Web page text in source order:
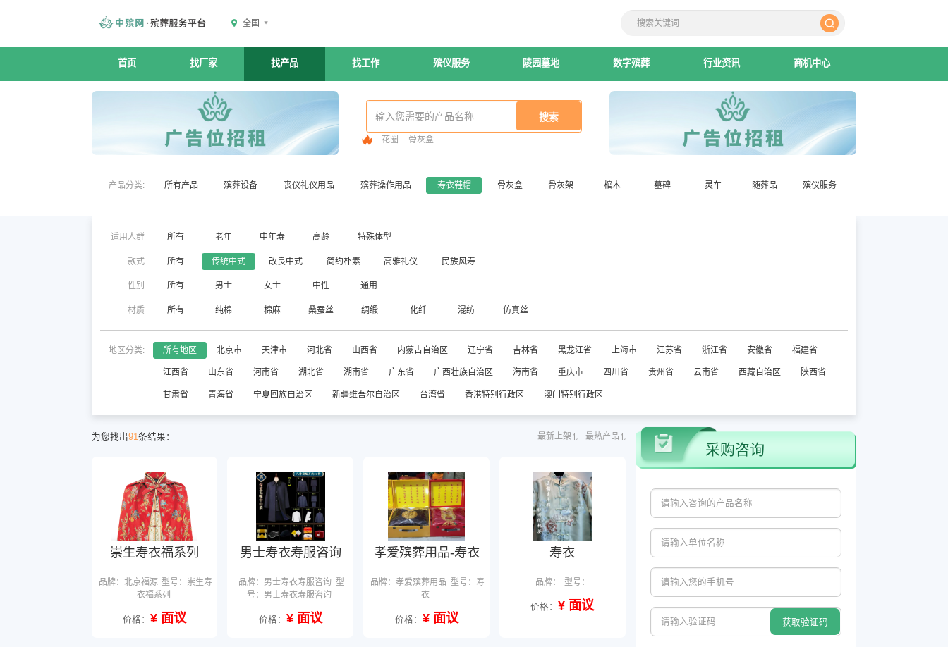
全国
首页 找厂家 找产品 找工作 殡仪服务 陵园墓地 数字殡葬 行业资讯 商机中心
花圈 骨灰盒
产品分类: 所有产品 殡葬设备 丧仪礼仪用品 殡葬操作用品 寿衣鞋帽 骨灰盒 骨灰架 棺木 墓碑 灵车 随葬品 殡仪服务
适用人群 所有 老年 中年寿 高龄 特殊体型
款式 所有 传统中式 改良中式 简约朴素 高雅礼仪 民族风寿
性别 所有 男士 女士 中性 通用
材质 所有 纯棉 棉麻 桑蚕丝 绸缎 化纤 混纺 仿真丝
地区分类: 所有地区 北京市 天津市 河北省 山西省 内蒙古自治区 辽宁省 吉林省 黑龙江省 上海市 江苏省 浙江省 安徽省 福建省
江西省 山东省 河南省 湖北省 湖南省 广东省 广西壮族自治区 海南省 重庆市 四川省 贵州省 云南省 西藏自治区 陕西省
甘肃省 青海省 宁夏回族自治区 新疆维吾尔自治区 台湾省 香港特别行政区 澳门特别行政区
为您找出91条结果： 最新上架 最热产品
崇生寿衣福系列
品牌：北京福源 型号：崇生寿
衣福系列
价格： ¥ 面议
男士寿衣寿服咨询
品牌：男士寿衣寿服咨询 型
号：男士寿衣寿服咨询
价格： ¥ 面议
孝爱殡葬用品-寿衣
品牌：孝爱殡葬用品 型号：寿
衣
价格： ¥ 面议
寿衣
品牌： 型号：
价格：¥ 面议
采购咨询